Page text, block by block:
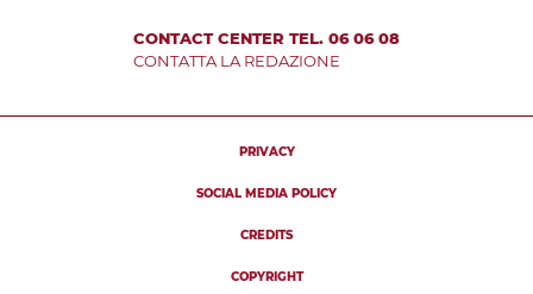
CONTACT CENTER TEL. 06 06 08
CONTATTA LA REDAZIONE
PRIVACY
SOCIAL MEDIA POLICY
CREDITS
COPYRIGHT